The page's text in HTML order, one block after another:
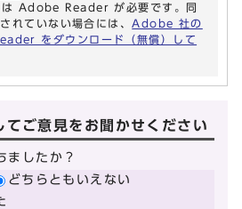
は Adobe Reader が必要です。同
れていない場合には、 Adobe 社の
をダウンロード（無償）して
てご意見をお聞かせください
ましたか？
どちらともいえない